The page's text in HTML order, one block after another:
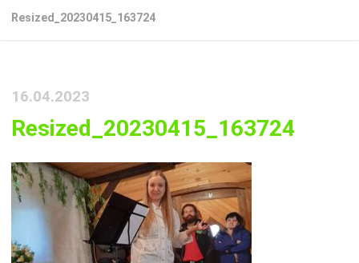
Resized_20230415_163724
16.04.2023
Resized_20230415_163724